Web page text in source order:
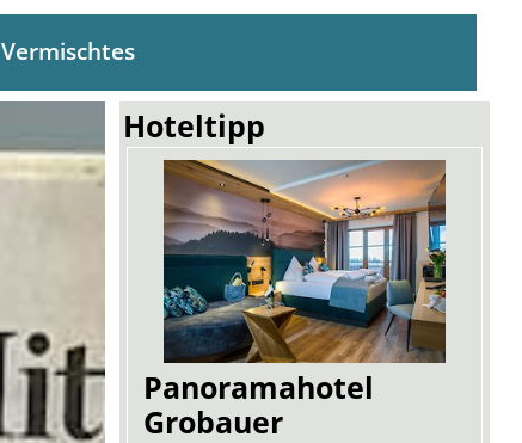
Hoteltipp
Panoramahotel
Grobauer
Vermischtes